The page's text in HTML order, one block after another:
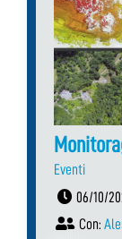
Eventi
06/10/
Con: